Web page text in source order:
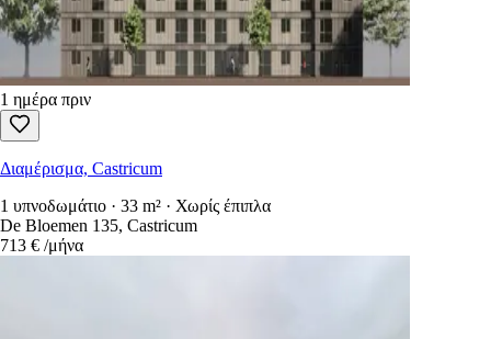
1 ημέρα πριν
Διαμέρισμα, Castricum
1 υπνοδωμάτιο · 33 m² · Χωρίς έπιπλα
De Bloemen 135, Castricum
713 € /μήνα